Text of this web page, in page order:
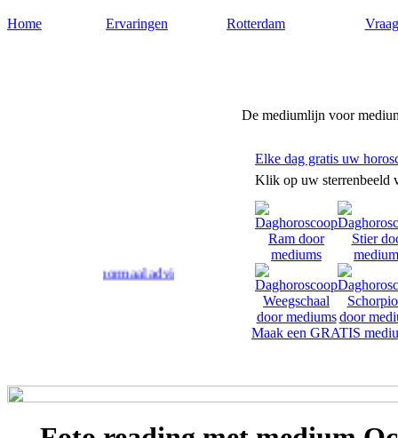
Home Ervaringen Rotterdam
De mediumlijn voor
geven paranormaal advies en antwoord op uw levensvragen.
Elke dag gratis uw
Klik op uw sterrenbeeld
Maak een GRATIS